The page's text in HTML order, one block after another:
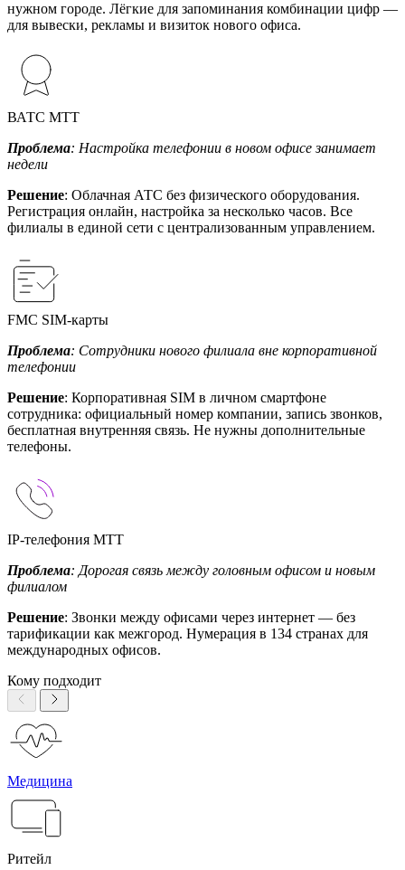
нужном городе. Лёгкие для запоминания комбинации цифр —
для вывески, рекламы и визиток нового офиса.
ВАТС МТТ
Проблема: Настройка телефонии в новом офисе занимает
недели
Решение: Облачная АТС без физического оборудования.
Регистрация онлайн, настройка за несколько часов. Все
филиалы в единой сети с централизованным управлением.
FMC SIM-карты
Проблема: Сотрудники нового филиала вне корпоративной
телефонии
Решение: Корпоративная SIM в личном смартфоне
сотрудника: официальный номер компании, запись звонков,
бесплатная внутренняя связь. Не нужны дополнительные
телефоны.
IP-телефония МТТ
Проблема: Дорогая связь между головным офисом и новым
филиалом
Решение: Звонки между офисами через интернет — без
тарификации как межгород. Нумерация в 134 странах для
международных офисов.
Кому подходит
Медицина
Ритейл